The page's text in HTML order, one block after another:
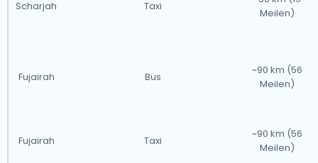
In den VAE sind Taxidienste weit verbreitet, mit
wichtigen internationalen Flughäfen ab und machen
Flughäfen, an denen unsere Taxis rund um die Uhr
Scharjah Taxi
Meilen)
Fujairah Bus
~90 km (56
Meilen)
Fujairah Taxi
~90 km (56
Meilen)